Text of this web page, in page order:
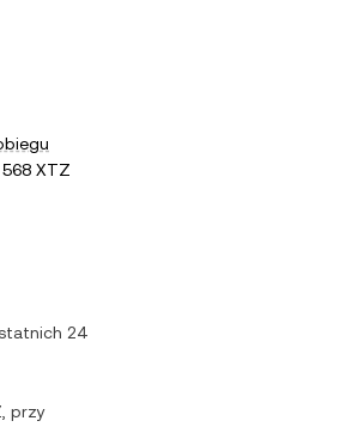
XTZ
24
, przy